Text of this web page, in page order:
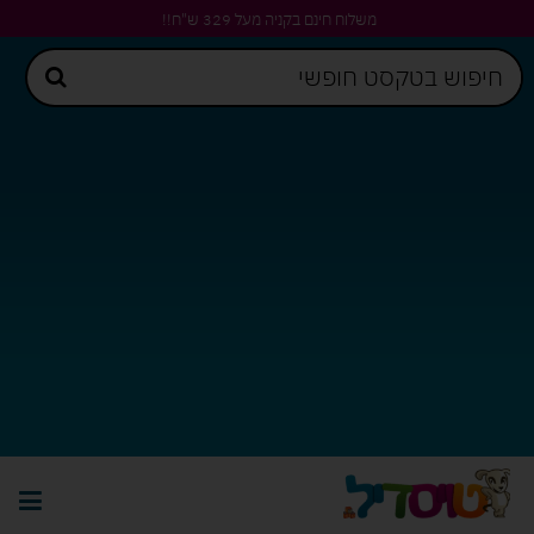
משלוח חינם בקניה מעל 329 ש"ח!!